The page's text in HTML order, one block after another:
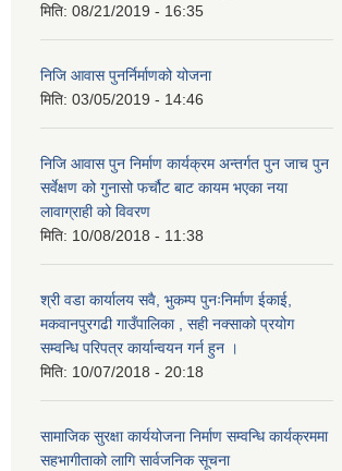
मिति: 08/21/2019 - 16:35
निजि आवास पुनर्निर्माणको योजना
मिति: 03/05/2019 - 14:46
निजि आवास पुन निर्माण कार्यक्रम अन्तर्गत पुन जाच पुन
सर्वेक्षण को गुनासो फर्चौट बाट कायम भएका नया
लावाग्राही को विवरण
मिति: 10/08/2018 - 11:38
श्री वडा कार्यालय सवै, भुकम्प पुनःनिर्माण ईकाई,
मकवानपुरगढी गाउँपालिका , सही नक्साको प्रयोग
सम्वन्धि परिपत्र कार्यान्वयन गर्न हुन ।
मिति: 10/07/2018 - 20:18
सामाजिक सुरक्षा कार्ययोजना निर्माण सम्वन्धि कार्यक्रममा
सहभागीताको लागि सार्वजनिक सूचना